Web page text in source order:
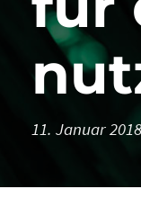
11. Januar 2018